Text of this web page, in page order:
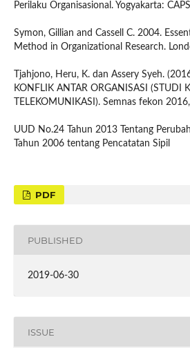
Perilaku Organisasional. Yogyakarta:
Symon, Gillian and Cassell C. 2004.
Method in Organizational Research.
Tjahjono, Heru, K. dan Assery Syeh.
KONFLIK ANTAR ORGANISASI (STUDI
TELEKOMUNIKASI). Semnas fekon
UUD No.24 Tahun 2013 Tentang
Tahun 2006 tentang Pencatatan Sipil
PDF
PUBLISHED
2019-06-30
ISSUE